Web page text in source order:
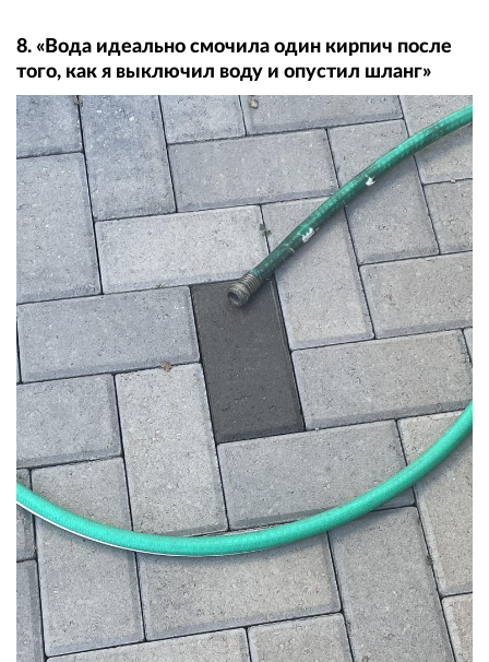
8. «Вода идеально смочила один кирпич после
того, как я выключил воду и опустил шланг»